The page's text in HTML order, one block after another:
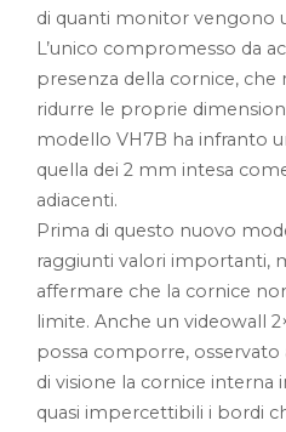
di quanti monitor vengono
L’unico compromesso da
presenza della cornice,
ridurre le proprie
modello VH7B ha infranto
quella dei 2 mm intesa
adiacenti.
Prima di questo nuovo
raggiunti valori importanti,
affermare che la cornice
limite. Anche un videowall
possa comporre, osservato
di visione la cornice interna
quasi impercettibili i bordi